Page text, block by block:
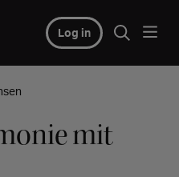
Log in
mit